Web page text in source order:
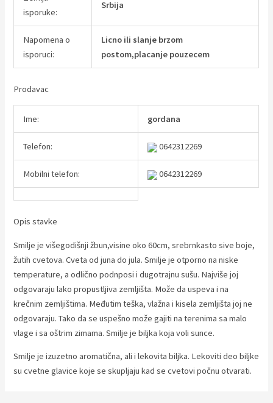
isporuke:
Srbija
Napomena o
isporuci:
Licno ili slanje brzom
postom,placanje pouzecem
Prodavac
Ime: gordana
Telefon: 0642312269
Mobilni telefon: 0642312269
Opis stavke
Smilje je višegodišnji žbun,visine oko 60cm, srebrnkasto sive boje,
žutih cvetova. Cveta od juna do jula. Smilje je otporno na niske
temperature, a odlično podnposi i dugotrajnu sušu. Najviše joj
odgovaraju lako propustljiva zemljišta. Može da uspeva i na
krečnim zemljištima. Međutim teška, vlažna i kisela zemljišta joj ne
odgovaraju. Tako da se uspešno može gajiti na terenima sa malo
vlage i sa oštrim zimama. Smilje je biljka koja voli sunce.
Smilje je izuzetno aromatična, ali i lekovita biljka. Lekoviti deo biljke
su cvetne glavice koje se skupljaju kad se cvetovi počnu otvarati.